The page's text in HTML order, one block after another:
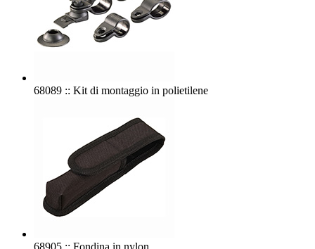
68089 :: Kit di montaggio in polietilene
68905 :: Fondina in nylon